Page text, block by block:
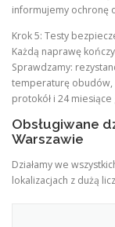
informujemy ochronę
Krok 5: Testy
Każdą naprawę
Sprawdzamy:
temperaturę obudów,
protokół i 24 miesiące
Obsługiwane
Warszawie
Działamy we
lokalizacjach z dużą